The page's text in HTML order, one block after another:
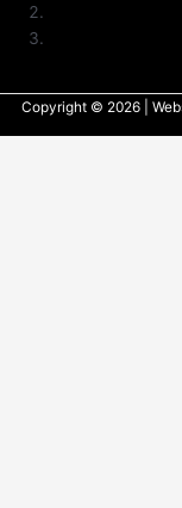
Copyright © 2026 |